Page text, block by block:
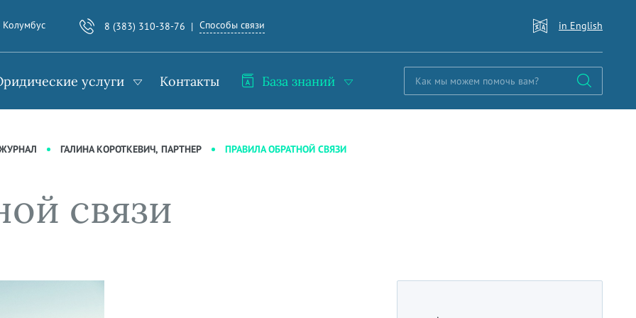
Колумбус 8 (383) 310-38-76 Способы связи in English
услуги Контакты База знаний
ГАЛИНА КОРОТКЕВИЧ, ПАРТНЕР ПРАВИЛА ОБРАТНОЙ СВЯЗИ
связи